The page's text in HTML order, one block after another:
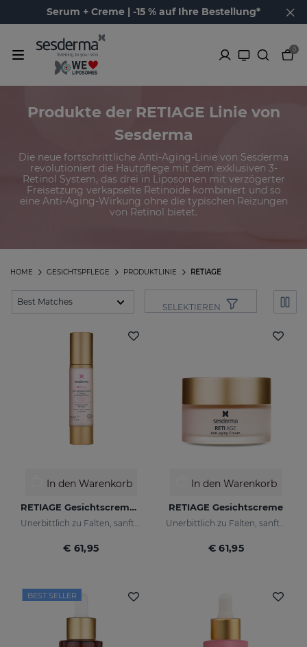
Serum + Creme | -15 % auf Ihre Bestellung*
0
Produkte der RETIAGE Linie von
Sesderma
Die neue fortschrittliche Anti-Aging-Linie von Sesderma
revolutioniert die Hautpflege mit dem exklusiven 3-
Retinol System, das drei in Liposomen mit verzögerter
Freisetzung verkapselte Retinoide kombiniert und so
eine Anti-Aging-Wirkung ohne die typischen Reizungen
von Retinol bietet.
RETIAGE
PRODUKTLINIE
GESICHTSPFLEGE
HOME
SELEKTIEREN
In den Warenkorb
RETIAGE Gesichtscremegel
Unerbittlich zu Falten, sanft zu Ihrer Haut
€ 61,95
In den Warenkorb
RETIAGE Gesichtscreme
Unerbittlich zu Falten, sanft zu Ihrer Haut
€ 61,95
BEST SELLER